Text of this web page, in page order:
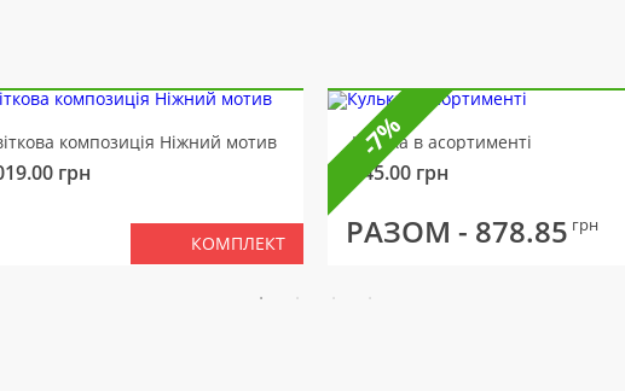
композиція Ніжний мотив
грн
КОМПЛЕКТ
Кулька в асортименті
145.00 грн
РАЗОМ - 878.85 грн
-7%